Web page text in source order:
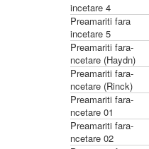
incetare 4
Preamariti fara
incetare 5
Preamariti fara-
ncetare (Haydn)
Preamariti fara-
ncetare (Rinck)
Preamariti fara-
ncetare 01
Preamariti fara-
ncetare 02